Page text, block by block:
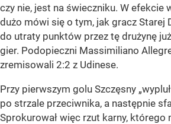
czy nie, jest na świeczniku. W efekcie
dużo mówi się o tym, jak gracz Starej
do utraty punktów przez tę drużynę
gier. Podopieczni Massimiliano
zremisowali 2:2 z Udinese.
Przy pierwszym golu Szczęsny
po strzale przeciwnika, a następnie
Sprokurował więc rzut karny, którego